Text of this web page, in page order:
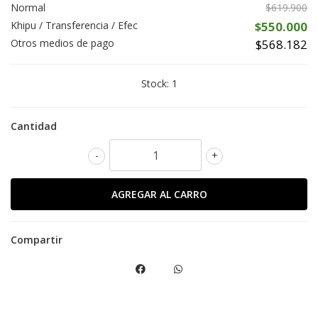
Normal
$619.900
Khipu / Transferencia / Efec
$550.000
Otros medios de pago $568.182
Stock: 1
Cantidad
+
-
Compartir